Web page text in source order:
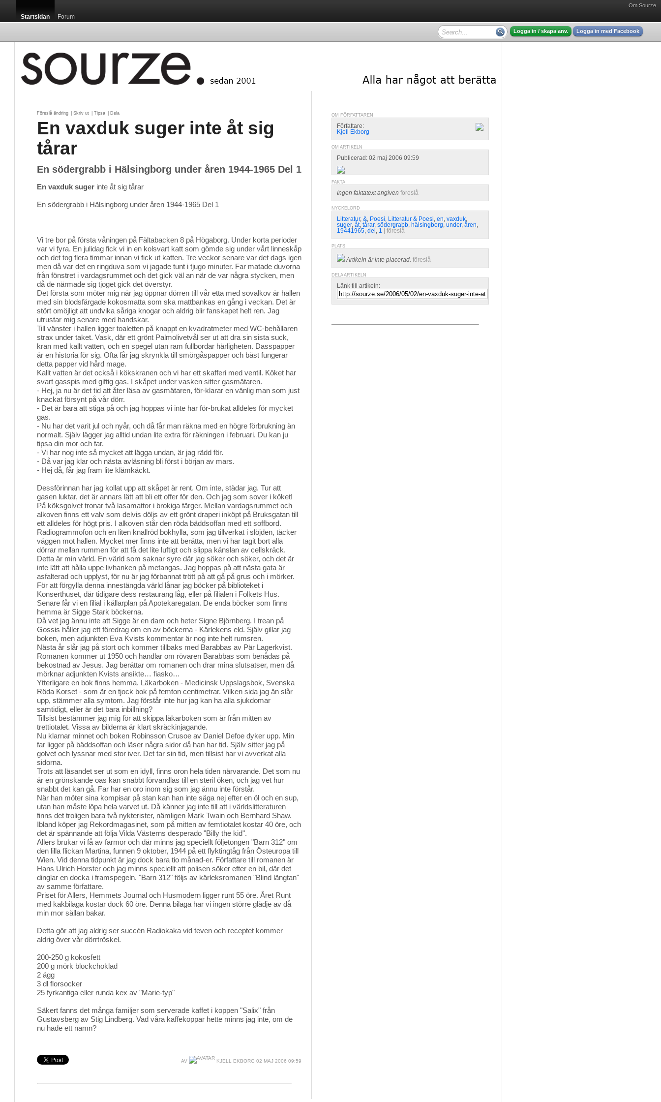
Om Sourze
Startsidan Forum
Logga in / skapa anv. Logga in med Facebook
Föreslå ändring Skriv ut Tipsa Dela
En vaxduk suger inte åt sig
tårar
En södergrabb i Hälsingborg under åren 1944-1965 Del 1
En vaxduk suger inte åt sig tårar
En södergrabb i Hälsingborg under åren 1944-1965 Del 1
Vi tre bor på första våningen på Fältabacken 8 på Högaborg. Under korta perioder
var vi fyra. En julidag fick vi in en kolsvart katt som gömde sig under vårt linneskåp
och det tog flera timmar innan vi fick ut katten. Tre veckor senare var det dags igen
men då var det en ringduva som vi jagade tunt i tjugo minuter. Far matade duvorna
från fönstret i vardagsrummet och det gick väl an när de var några stycken, men
då de närmade sig tjoget gick det överstyr.
Det första som möter mig när jag öppnar dörren till vår etta med sovalkov är hallen
med sin blodsfärgade kokosmatta som ska mattbankas en gång i veckan. Det är
stört omöjligt att undvika såriga knogar och aldrig blir fanskapet helt ren. Jag
utrustar mig senare med handskar.
Till vänster i hallen ligger toaletten på knappt en kvadratmeter med WC-behållaren
strax under taket. Vask, där ett grönt Palmolivetvål ser ut att dra sin sista suck,
kran med kallt vatten, och en spegel utan ram fullbordar härligheten. Dasspapper
är en historia för sig. Ofta får jag skrynkla till smörgåspapper och bäst fungerar
detta papper vid hård mage.
Kallt vatten är det också i kökskranen och vi har ett skafferi med ventil. Köket har
svart gasspis med giftig gas. I skåpet under vasken sitter gasmätaren.
- Hej, ja nu är det tid att åter läsa av gasmätaren, för-klarar en vänlig man som just
knackat försynt på vår dörr.
- Det är bara att stiga på och jag hoppas vi inte har för-brukat alldeles för mycket
gas.
- Nu har det varit jul och nyår, och då får man räkna med en högre förbrukning än
normalt. Själv lägger jag alltid undan lite extra för räkningen i februari. Du kan ju
tipsa din mor och far.
- Vi har nog inte så mycket att lägga undan, är jag rädd för.
- Då var jag klar och nästa avläsning bli först i början av mars.
- Hej då, får jag fram lite klämkäckt.
Dessförinnan har jag kollat upp att skåpet är rent. Om inte, städar jag. Tur att
gasen luktar, det är annars lätt att bli ett offer för den. Och jag som sover i köket!
På köksgolvet tronar två lasamattor i brokiga färger. Mellan vardagsrummet och
alkoven finns ett valv som delvis döljs av ett grönt draperi inköpt på Bruksgatan till
ett alldeles för högt pris. I alkoven står den röda bäddsoffan med ett soffbord.
Radiogrammofon och en liten knallröd bokhylla, som jag tillverkat i slöjden, täcker
väggen mot hallen. Mycket mer finns inte att berätta, men vi har tagit bort alla
dörrar mellan rummen för att få det lite luftigt och slippa känslan av cellskräck.
Detta är min värld. En värld som saknar syre där jag söker och söker, och det är
inte lätt att hålla uppe livhanken på metangas. Jag hoppas på att nästa gata är
asfalterad och upplyst, för nu är jag förbannat trött på att gå på grus och i mörker.
För att förgylla denna innestängda värld lånar jag böcker på biblioteket i
Konserthuset, där tidigare dess restaurang låg, eller på filialen i Folkets Hus.
Senare får vi en filial i källarplan på Apotekaregatan. De enda böcker som finns
hemma är Sigge Stark böckerna.
Då vet jag ännu inte att Sigge är en dam och heter Signe Björnberg. I trean på
Gossis håller jag ett föredrag om en av böckerna - Kärlekens eld. Själv gillar jag
boken, men adjunkten Eva Kvists kommentar är nog inte helt rumsren.
Nästa år slår jag på stort och kommer tillbaks med Barabbas av Pär Lagerkvist.
Romanen kommer ut 1950 och handlar om rövaren Barabbas som benådas på
bekostnad av Jesus. Jag berättar om romanen och drar mina slutsatser, men då
mörknar adjunkten Kvists ansikte… fiasko…
Ytterligare en bok finns hemma. Läkarboken - Medicinsk Uppslagsbok, Svenska
Röda Korset - som är en tjock bok på femton centimetrar. Vilken sida jag än slår
upp, stämmer alla symtom. Jag förstår inte hur jag kan ha alla sjukdomar
samtidigt, eller är det bara inbillning?
Tillsist bestämmer jag mig för att skippa läkarboken som är från mitten av
trettiotalet. Vissa av bilderna är klart skräckinjagande.
Nu klarnar minnet och boken Robinsson Crusoe av Daniel Defoe dyker upp. Min
far ligger på bäddsoffan och läser några sidor då han har tid. Själv sitter jag på
golvet och lyssnar med stor iver. Det tar sin tid, men tillsist har vi avverkat alla
sidorna.
Trots att läsandet ser ut som en idyll, finns oron hela tiden närvarande. Det som nu
är en grönskande oas kan snabbt förvandlas till en steril öken, och jag vet hur
snabbt det kan gå. Far har en oro inom sig som jag ännu inte förstår.
När han möter sina kompisar på stan kan han inte säga nej efter en öl och en sup,
utan han måste löpa hela varvet ut. Då känner jag inte till att i världslitteraturen
finns det troligen bara två nykterister, nämligen Mark Twain och Bernhard Shaw.
Ibland köper jag Rekordmagasinet, som på mitten av femtiotalet kostar 40 öre, och
det är spännande att följa Vilda Västerns desperado "Billy the kid".
Allers brukar vi få av farmor och där minns jag speciellt följetongen "Barn 312" om
den lilla flickan Martina, funnen 9 oktober, 1944 på ett flyktingtåg från Östeuropa till
Wien. Vid denna tidpunkt är jag dock bara tio månad-er. Författare till romanen är
Hans Ulrich Horster och jag minns speciellt att polisen söker efter en bil, där det
dinglar en docka i framspegeln. "Barn 312" följs av kärleksromanen "Blind längtan"
av samme författare.
Priset för Allers, Hemmets Journal och Husmodern ligger runt 55 öre. Året Runt
med kakbilaga kostar dock 60 öre. Denna bilaga har vi ingen större glädje av då
min mor sällan bakar.
Detta gör att jag aldrig ser succén Radiokaka vid teven och receptet kommer
aldrig över vår dörrtröskel.
200-250 g kokosfett
200 g mörk blockchoklad
2 ägg
3 dl florsocker
25 fyrkantiga eller runda kex av "Marie-typ"
Säkert fanns det många familjer som serverade kaffet i koppen "Salix" från
Gustavsberg av Stig Lindberg. Vad våra kaffekoppar hette minns jag inte, om de
nu hade ett namn?
AV KJELL EKBORG 02 MAJ 2006 09:59
OM FÖRFATTAREN
Författare:
Kjell Ekborg
OM ARTIKELN
Publicerad: 02 maj 2006 09:59
FAKTA
Ingen faktatext angiven föreslå
NYCKELORD
Litteratur, &, Poesi, Litteratur & Poesi, en, vaxduk,
suger, åt, tårar, södergrabb, hälsingborg, under, åren,
19441965, del , 1 föreslå
PLATS
Artikeln är inte placerad. föreslå
DELA ARTIKELN
Länk till artikeln: